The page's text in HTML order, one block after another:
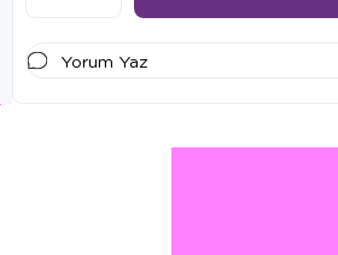
Yorum Yaz